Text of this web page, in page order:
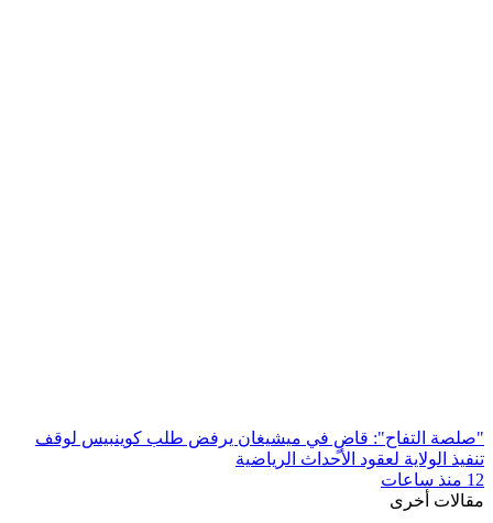
"صلصة التفاح": قاضٍ في ميشيغان يرفض طلب كوينبيس لوقف
تنفيذ الولاية لعقود الأحداث الرياضية
12 منذ ساعات
مقالات أخرى